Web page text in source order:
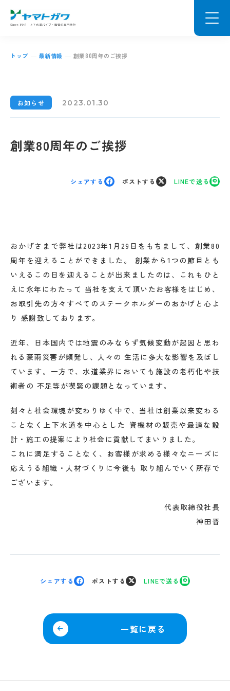
トップ 最新情報 創業80周年のご挨拶
お知らせ 2023.01.30
創業80周年のご挨拶
シェアする ポストする LINEで送る
おかげさまで弊社は2023年1月29日をもちまして、創業80
周年を迎えることができました。 創業から1つの節目とも
いえるこの日を迎えることが出来ましたのは、これもひと
えに永年にわたって 当社を支えて頂いたお客様をはじめ、
お取引先の方々すべてのステークホルダーのおかげと心よ
り 感謝致しております。
近年、日本国内では地震のみならず気候変動が起因と思わ
れる豪雨災害が頻発し、人々の 生活に多大な影響を及ぼし
ています。一方で、水道業界においても施設の老朽化や技
術者の 不足等が喫緊の課題となっています。
刻々と社会環境が変わりゆく中で、当社は創業以来変わる
ことなく上下水道を中心とした 資機材の販売や最適な設
計・施工の提案により社会に貢献してまいりました。
これに満足することなく、お客様が求める様々なニーズに
応えうる組織・人材づくりに今後も 取り組んでいく所存で
ございます。
代表取締役社長
神田晋
シェアする ポストする LINEで送る
一覧に戻る